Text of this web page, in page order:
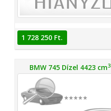
1 728 250 Ft.
BMW 745 Dízel 4423 cm3